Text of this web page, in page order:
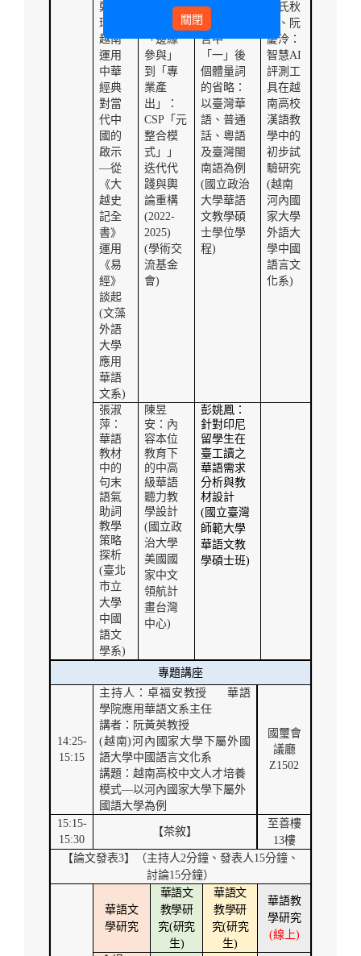
鄭國
瑞：
越南
運用
中華
經典
對當
代中
國的
啟示
—從
《大
越史
記全
書》
運用
《易
經》
談起
(文藻
外語
大學
應用
華語
文系)
「邊緣
參與」
到「專
業產
出」：
CSP 「元
整合模
式」」
迭代代
踐與輿
論重構
(2022-
2025)
(學術交
流基金
會)
邱靖：探
究漢語方
言中
「一」後
個體量詞
的省略：
以臺灣華
語、普通
話、粵語
及臺灣閩
南語為例
( 國立政治
大學華語
文教學碩
士學位學
程)
范氏秋
紅、阮
慶泠：
智慧AI
評測工
具在越
南高校
漢語教
學中的
初步試
驗研究
(越南
河內國
家大學
外語大
學中國
語言文
化系)
張淑
萍：
華語
教材
中的
句末
語氣
助詞
教學
策略
探析
(臺北
市立
大學
中國
語文
學系)
陳昱
安：內
容本位
教育下
的中高
級華語
聽力教
學設計
( 國立政
治大學
美國國
家中文
領航計
畫台灣
中心)
彭姚鳳：
針對印尼
留學生在
臺工讀之
華語需求
分析與教
材設計
(國立臺灣
師範大學
華語文教
學碩士班)
專題講座
14:25-
15:15
主持人：卓福安教授
華語
學院應用華語文系主任
講者：阮黃英教授
(越南)河內國家大學下屬外國
語大學中國語言文化系
講題：越南高校中文人才培養
模式—以河內國家大學下屬外
國語大學為例
國璽會
議廳
Z1502
15:15-
15:30
【茶敘】
至善樓
13樓
【論文發表3】（主持人2分鐘、發表人15分鐘、
討論15分鐘）
華語文
學研究
華語文
教學研
究(研究
生)
華語文
教學研
究(研究
生)
華語教
學研究
(線上)
關閉